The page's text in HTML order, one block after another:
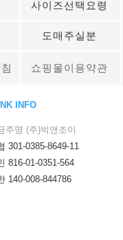
사이즈선택요령
도매주실분
쇼핑몰이용약관
INFO
주명 (주)빅앤조이
301-0385-8649-11
816-01-0351-564
140-008-844786